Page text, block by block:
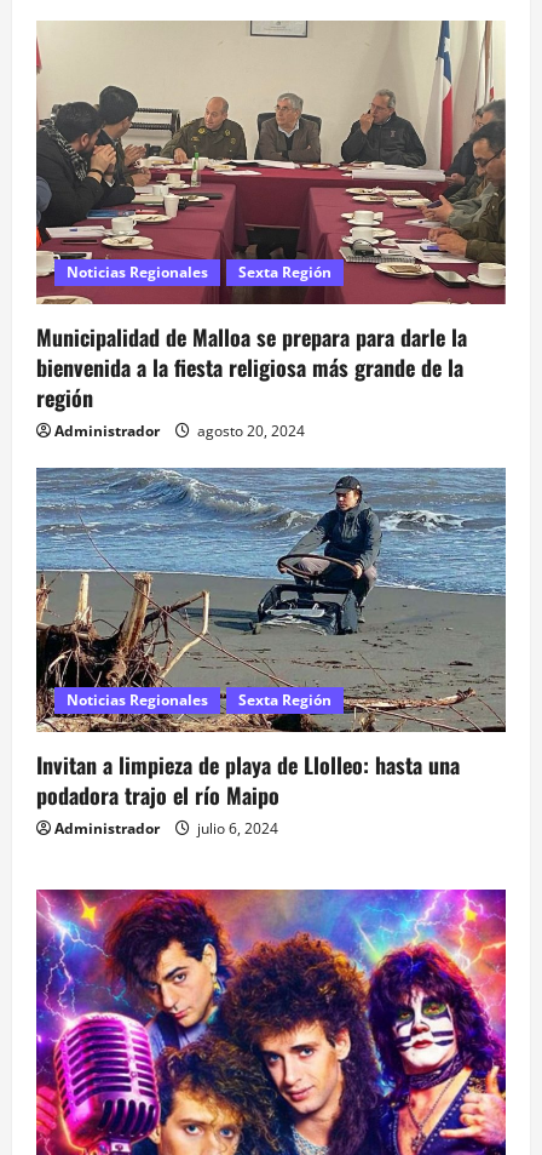
a
d
a
s
Noticias Regionales Sexta Región
Municipalidad de Malloa se prepara para darle la
bienvenida a la fiesta religiosa más grande de la
región
Administrador agosto 20, 2024
Noticias Regionales Sexta Región
Invitan a limpieza de playa de Llolleo: hasta una
podadora trajo el río Maipo
Administrador julio 6, 2024